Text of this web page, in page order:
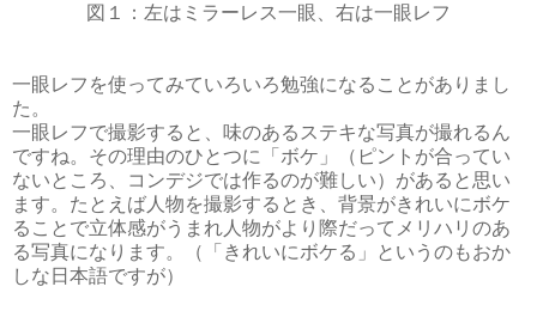
図１：左はミラーレス一眼、右は一眼レフ
一眼レフを使ってみていろいろ勉強になることがありまし
た。
一眼レフで撮影すると、味のあるステキな写真が撮れるん
ですね。その理由のひとつに「ボケ」（ピントが合ってい
ないところ、コンデジでは作るのが難しい）があると思い
ます。たとえば人物を撮影するとき、背景がきれいにボケ
ることで立体感がうまれ人物がより際だってメリハリのあ
る写真になります。（「きれいにボケる」というのもおか
しな日本語ですが）